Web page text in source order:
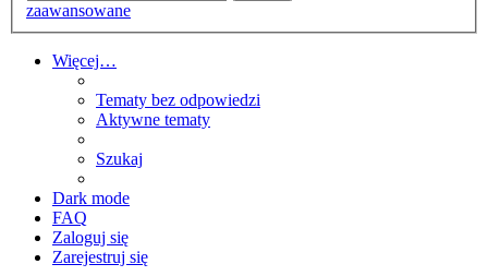
zaawansowane
Więcej…
Tematy bez odpowiedzi
Aktywne tematy
Szukaj
Dark mode
FAQ
Zaloguj się
Zarejestruj się